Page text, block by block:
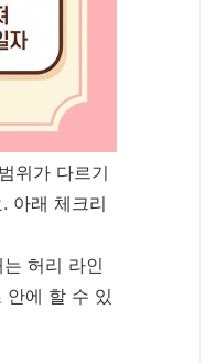
위가 다르기
아래 체크리
허리 라인
안에 할 수 있